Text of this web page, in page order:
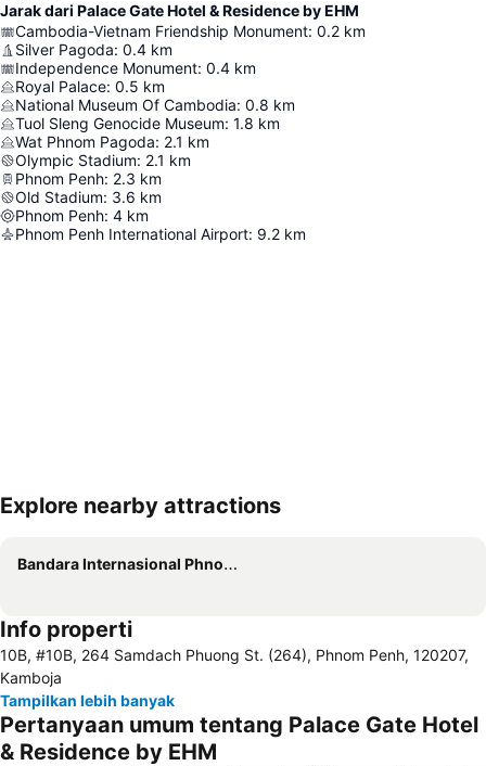
Jarak dari Palace Gate Hotel & Residence by EHM
Cambodia-Vietnam Friendship Monument: 0.2 km
Silver Pagoda: 0.4 km
Independence Monument: 0.4 km
Royal Palace: 0.5 km
National Museum Of Cambodia: 0.8 km
Tuol Sleng Genocide Museum: 1.8 km
Wat Phnom Pagoda: 2.1 km
Olympic Stadium: 2.1 km
Phnom Penh: 2.3 km
Old Stadium: 3.6 km
Phnom Penh: 4 km
Phnom Penh International Airport: 9.2 km
Explore nearby attractions
Bandara Internasional Phnom Penh
Info properti
10B, #10B, 264 Samdach Phuong St. (264), Phnom Penh, 120207,
Kamboja
Tampilkan lebih banyak
Pertanyaan umum tentang Palace Gate Hotel
& Residence by EHM